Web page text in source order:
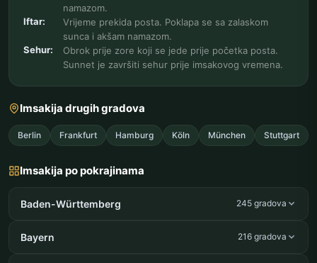
namazom.
Iftar:
Vrijeme prekida posta. Poklapa se sa zalaskom
sunca i akšam namazom.
Sehur:
Obrok prije zore koji se jede prije početka posta.
Sunnet je završiti sehur prije imsakovog vremena.
Imsakija drugih gradova
Berlin Frankfurt Hamburg Köln München Stuttgart
Imsakija po pokrajinama
Baden-Württemberg 245 gradova
Bayern 216 gradova